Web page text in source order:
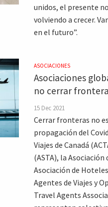
unidos, el presente
volviendo a crecer.
en el futuro”.
ASOCIACIONES
Asociaciones
no cerrar
15 Dec 2021
Cerrar fronteras no
propagación del
Viajes de Canadá
(ASTA), la Asociación
Asociación de
Agentes de Viajes y
Travel Agents